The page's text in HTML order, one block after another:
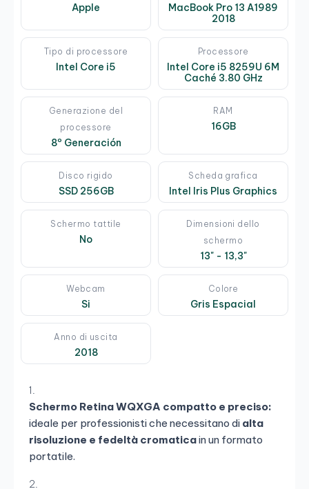
Apple
MacBook Pro 13 A1989
2018
Tipo di processore
Intel Core i5
Processore
Intel Core i5 8259U 6M
Caché 3.80 GHz
Generazione del
processore
8º Generación
RAM
16GB
Disco rigido
SSD 256GB
Scheda grafica
Intel Iris Plus Graphics
Schermo tattile
No
Dimensioni dello
schermo
13" - 13,3"
Webcam
Si
Colore
Gris Espacial
Anno di uscita
2018
Schermo Retina WQXGA compatto e preciso:
ideale per professionisti che necessitano di alta
risoluzione e fedeltà cromaticain un formato
portatile.